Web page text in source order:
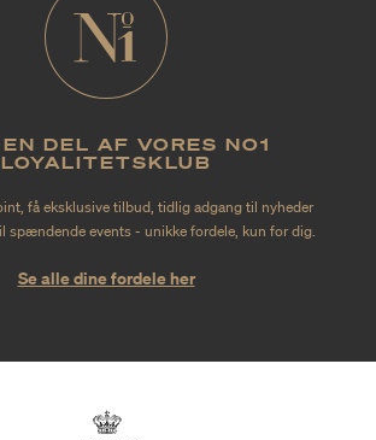
DEL AF VORES NO1
LOYALITETSKLUB
få eksklusive tilbud, tidlig adgang til nyheder
spændende events - unikke fordele, kun for dig.
Se alle dine fordele her